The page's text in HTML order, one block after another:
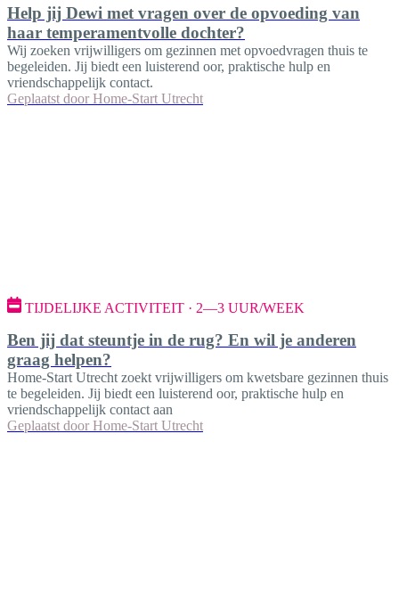
Help jij Dewi met vragen over de opvoeding van
haar temperamentvolle dochter?
Wij zoeken vrijwilligers om gezinnen met opvoedvragen thuis te
begeleiden. Jij biedt een luisterend oor, praktische hulp en
vriendschappelijk contact.
Geplaatst door Home-Start Utrecht
TIJDELIJKE ACTIVITEIT · 2—3 UUR/WEEK
Ben jij dat steuntje in de rug? En wil je anderen
graag helpen?
Home-Start Utrecht zoekt vrijwilligers om kwetsbare gezinnen thuis
te begeleiden. Jij biedt een luisterend oor, praktische hulp en
vriendschappelijk contact aan
Geplaatst door Home-Start Utrecht